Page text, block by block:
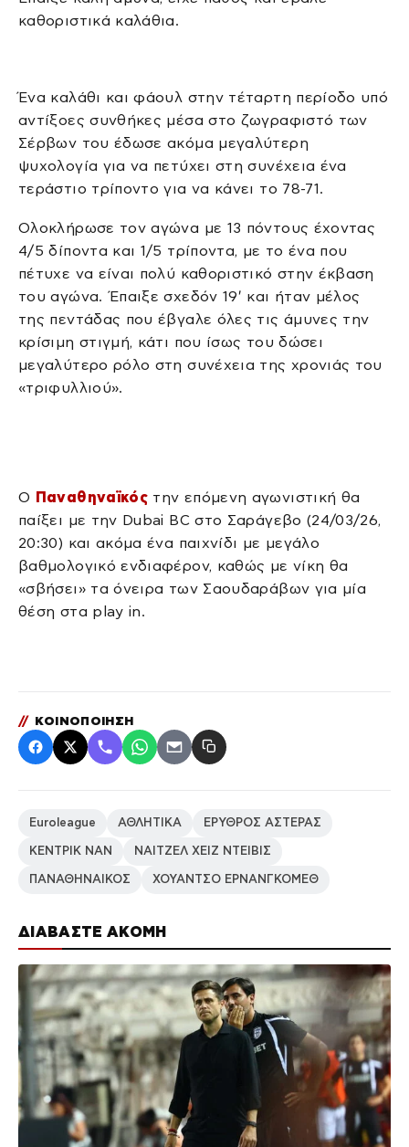
ΔΙΑΒΑΣΤΕ ΑΚΟΜΗ
καθοριστικά καλάθια.
Ένα καλάθι και φάουλ στην τέταρτη περίοδο υπό
αντίξοες συνθήκες μέσα στο ζωγραφιστό των
Σέρβων του έδωσε ακόμα μεγαλύτερη
ψυχολογία για να πετύχει στη συνέχεια ένα
τεράστιο τρίποντο για να κάνει το 78-71.
Ολοκλήρωσε τον αγώνα με 13 πόντους έχοντας
4/5 δίποντα και 1/5 τρίποντα, με το ένα που
πέτυχε να είναι πολύ καθοριστικό στην έκβαση
του αγώνα. Έπαιξε σχεδόν 19′ και ήταν μέλος
της πεντάδας που έβγαλε όλες τις άμυνες την
κρίσιμη στιγμή, κάτι που ίσως του δώσει
μεγαλύτερο ρόλο στη συνέχεια της χρονιάς του
«τριφυλλιού».
Ο Παναθηναϊκός την επόμενη αγωνιστική θα
παίξει με την Dubai BC στο Σαράγεβο (24/03/26,
20:30) και ακόμα ένα παιχνίδι με μεγάλο
βαθμολογικό ενδιαφέρον, καθώς με νίκη θα
«σβήσει» τα όνειρα των Σαουδαράβων για μία
θέση στα play in.
// ΚΟΙΝΟΠΟΙΗΣΗ
Euroleague ΑΘΛΗΤΙΚΑ ΕΡΥΘΡΟΣ ΑΣΤΕΡΑΣ
ΚΕΝΤΡΙΚ ΝΑΝ ΝΑΙΤΖΕΛ ΧΕΙΖ ΝΤΕΙΒΙΣ
ΠΑΝΑΘΗΝΑΙΚΟΣ ΧΟΥΑΝΤΣΟ ΕΡΝΑΝΓΚΟΜΕΘ